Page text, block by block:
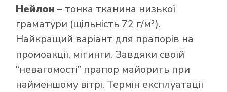
Нейлон – тонка тканина низької
граматури (щільність 72 г/м²).
Найкращий варіант для прапорів на
промоакції, мітинги. Завдяки своїй
“невагомості” прапор майорить при
найменшому вітрі. Термін експлуатації